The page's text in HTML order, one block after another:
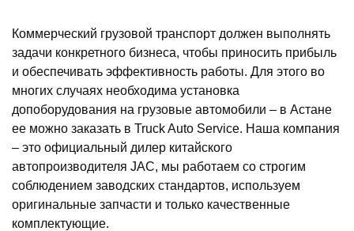
Коммерческий грузовой транспорт должен выполнять
задачи конкретного бизнеса, чтобы приносить прибыль
и обеспечивать эффективность работы. Для этого во
многих случаях необходима установка
допоборудования на грузовые автомобили – в Астане
ее можно заказать в Truck Auto Service. Наша компания
– это официальный дилер китайского
автопроизводителя JAC, мы работаем со строгим
соблюдением заводских стандартов, используем
оригинальные запчасти и только качественные
комплектующие.